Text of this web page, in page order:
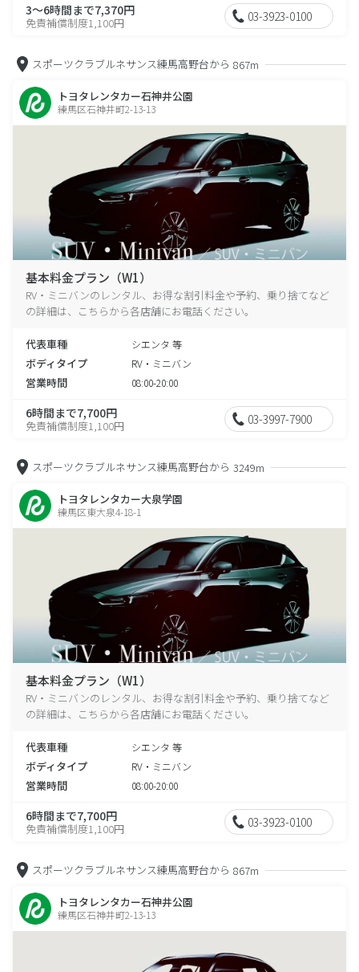
3～6時間まで7,370円
免責補償制度1,100円 03-3923-0100
スポーツクラブルネサンス練馬高野台から 867m
トヨタレンタカー石神井公園
練馬区石神井町2-13-13
基本料金プラン（W1）
RV・ミニバンのレンタル、お得な割引料金や予約、乗り捨てなど
の詳細は、こちらから各店舗にお電話ください。
代表車種 シエンタ 等
ボディタイプ RV・ミニバン
営業時間 08:00-20:00
6時間まで7,700円
免責補償制度1,100円 03-3997-7900
スポーツクラブルネサンス練馬高野台から 3249m
トヨタレンタカー大泉学園
練馬区東大泉4-18-1
基本料金プラン（W1）
RV・ミニバンのレンタル、お得な割引料金や予約、乗り捨てなど
の詳細は、こちらから各店舗にお電話ください。
代表車種 シエンタ 等
ボディタイプ RV・ミニバン
営業時間 08:00-20:00
6時間まで7,700円
免責補償制度1,100円 03-3923-0100
スポーツクラブルネサンス練馬高野台から 867m
トヨタレンタカー石神井公園
練馬区石神井町2-13-13